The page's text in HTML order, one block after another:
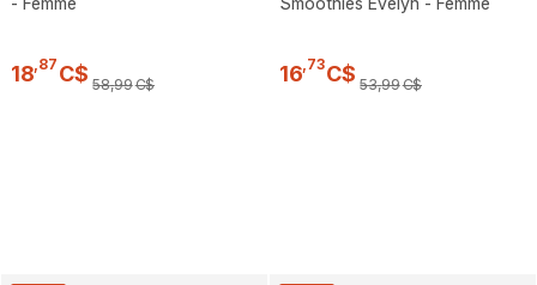
18,87 C$ 58,99C$ 16,73C$ 53,99C$